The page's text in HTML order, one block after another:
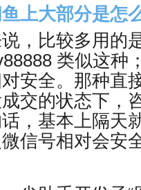
上大部分是怎
，比较多用的
类似这种
安全。那种直
交的状态下，
，基本上隔天
信号相对会安